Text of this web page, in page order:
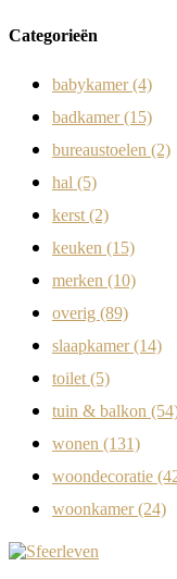
Categorieën
babykamer(4)
badkamer(15)
bureaustoelen (2)
hal (5)
kerst (2)
keuken (15)
merken (10)
overig (89)
slaapkamer(14)
toilet (5)
tuin & balkon
wonen (131)
woondecoratie
woonkamer(24)